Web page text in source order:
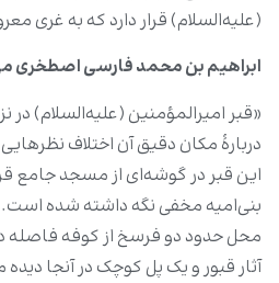
(علیه‌السلام) قرار دارد که به غری
ابراهیم بن محمد فارسی اصطخری
«قبر امیرالمؤمنین (علیه‌السلام) در
دربارۀ مکان دقیق آن اختلاف
این قبر در گوشه‌ای از مسجد جامع
بنی‌امیه مخفی نگه داشته شده است.
محل حدود دو فرسخ از کوفه فاصله
آثار قبور و یک پل کوچک در آنجا